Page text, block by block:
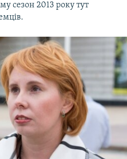
сезон 2013 року тут